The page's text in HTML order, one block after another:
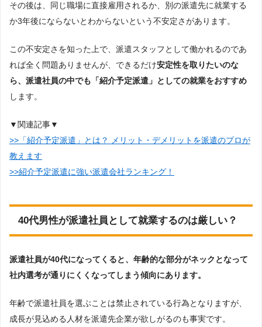
その後は、同じ職場に直接雇用されるか、別の派遣先に就業する
か3年後にならないとわからないという不安定さがあります。
この不安定さを知った上で、派遣スタッフとして働かれるのであ
れば全く問題ありませんが、できるだけ安定性を取りたいのな
ら、派遣社員の中でも「紹介予定派遣」としての就業をおすすめ
します。
▼関連記事▼
>>「紹介予定派遣」とは？ メリット・デメリットを派遣のプロが
教えます
>>紹介予定派遣に強い派遣会社ランキング！
40代男性が派遣社員として就業するのは厳しい？
派遣社員が40代になってくると、年齢的な部分がネックとなって
社内選考が通りにくくなってしまう傾向にあります。
年齢で派遣社員を選ぶことは禁止されている行為となりますが、
成長が見込める人材を派遣先企業が欲しがるのも事実です。